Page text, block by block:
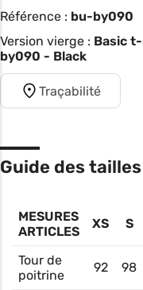
Référence : bu-by090
Version vierge : Basic
by090 - Black
Traçabilité
Guide des tailles
MESURES
ARTICLES
XS S
Tour de
poitrine
92 98